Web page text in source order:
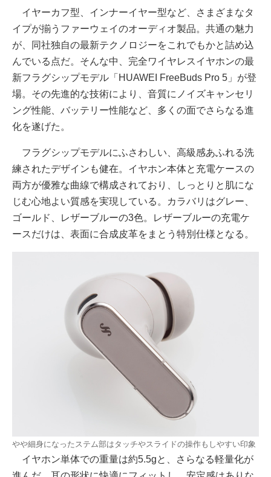
イヤーカフ型、インナーイヤー型など、さまざまなタ
イプが揃うファーウェイのオーディオ製品。共通の魅力
が、同社独自の最新テクノロジーをこれでもかと詰め込
んでいる点だ。そんな中、完全ワイヤレスイヤホンの最
新フラグシップモデル「HUAWEI FreeBuds Pro 5」が登
場。その先進的な技術により、音質にノイズキャンセリ
ング性能、バッテリー性能など、多くの面でさらなる進
化を遂げた。
フラグシップモデルにふさわしい、高級感あふれる洗
練されたデザインも健在。イヤホン本体と充電ケースの
両方が優雅な曲線で構成されており、しっとりと肌にな
じむ心地よい質感を実現している。カラバリはグレー、
ゴールド、レザーブルーの3色。レザーブルーの充電ケ
ースだけは、表面に合成皮革をまとう特別仕様となる。
やや細身になったステム部はタッチやスライドの操作もしやすい印象
イヤホン単体での重量は約5.5gと、さらなる軽量化が